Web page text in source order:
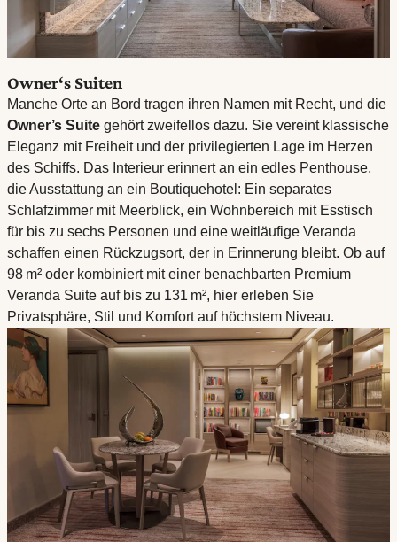
Owner‘s Suiten
Manche Orte an Bord tragen ihren Namen mit Recht, und die
Owner’s Suite gehört zweifellos dazu. Sie vereint klassische
Eleganz mit Freiheit und der privilegierten Lage im Herzen
des Schiffs. Das Interieur erinnert an ein edles Penthouse,
die Ausstattung an ein Boutiquehotel: Ein separates
Schlafzimmer mit Meerblick, ein Wohnbereich mit Esstisch
für bis zu sechs Personen und eine weitläufige Veranda
schaffen einen Rückzugsort, der in Erinnerung bleibt. Ob auf
98 m² oder kombiniert mit einer benachbarten Premium
Veranda Suite auf bis zu 131 m², hier erleben Sie
Privatsphäre, Stil und Komfort auf höchstem Niveau.